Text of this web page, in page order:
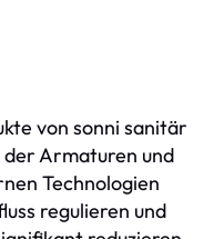
von sonni sanitär
der Armaturen und
Technologien
regulieren und